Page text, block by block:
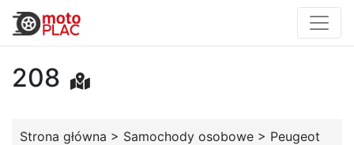
208
Strona główna > Samochody osobowe > Peugeot